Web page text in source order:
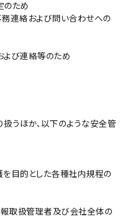
のため
連絡および問い合わせへの
び連絡等のため
うほか、以下のような安全管
を目的とした各種社内規程の
取扱管理者及び会社全体の